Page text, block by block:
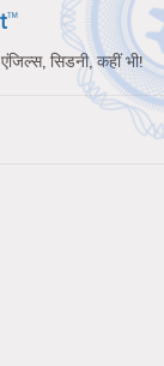
सिडनी, कहीं भी!